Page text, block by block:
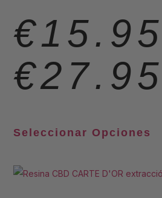
€15.95
€27.95
Seleccionar Opciones